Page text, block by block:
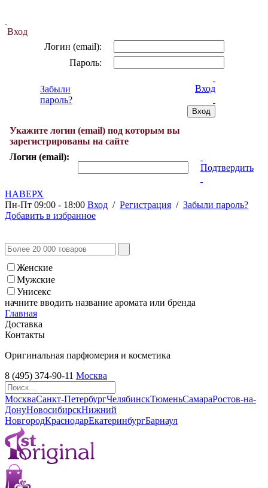
Вход
Логин (email):
Пароль:
Забыли
пароль?
Вход
Укажите логин (email) под которым вы
зарегистрированы на сайте
Логин (email):
Подтвердить
НАВЕРХ
Пн-Пт 09:00 - 18:00 Вход / Регистрация / Забыли пароль?
Добавить в избранное
Женские
Мужские
Унисекс
начните вводить название аромата или бренда
Главная
Доставка
Контакты
Оригинальная парфюмерия и косметика
8 (495) 374-90-11 Москва
МоскваСанкт-ПетербургЧелябинскТюменьСамараРостов-на-
ДонуНовосибирскНижний
НовгородКраснодарЕкатеринбургБарнаул